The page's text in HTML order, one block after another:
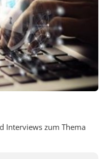
Interviews zum Thema